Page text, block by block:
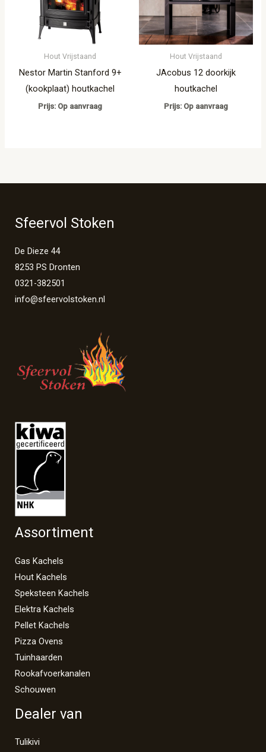
Hout Vrijstaand
Nestor Martin Stanford 9+
(kookplaat) houtkachel
Prijs: Op aanvraag
Hout Vrijstaand
JAcobus 12 doorkijk
houtkachel
Prijs: Op aanvraag
Sfeervol Stoken
De Dieze 44
8253 PS Dronten
0321-382501
info@sfeervolstoken.nl
Assortiment
Gas Kachels
Hout Kachels
Speksteen Kachels
Elektra Kachels
Pellet Kachels
Pizza Ovens
Tuinhaarden
Rookafvoerkanalen
Schouwen
Dealer van
Tulikivi